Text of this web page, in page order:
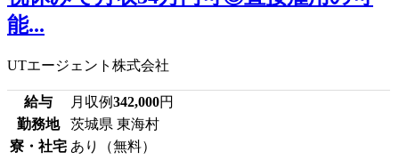
能...
UTエージェント株式会社
給与 月収例342,000円
勤務地
茨城県 東海村
寮・社宅 あり（無料）